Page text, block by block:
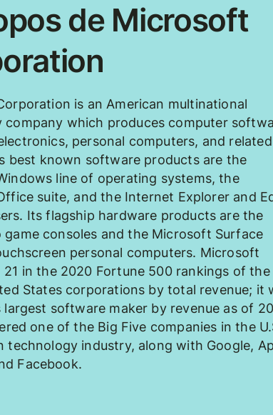
de Microsoft
is an American multinational
company which produces computer
personal computers, and related
best known software products are the
line of operating systems, the
suite, and the Internet Explorer and
Its flagship hardware products are the
game consoles and the Microsoft Surface
personal computers. Microsoft
21 in the 2020 Fortune 500 rankings of the
States corporations by total revenue; it
software maker by revenue as of
one of the Big Five companies in the
technology industry, along with Google,
Facebook.